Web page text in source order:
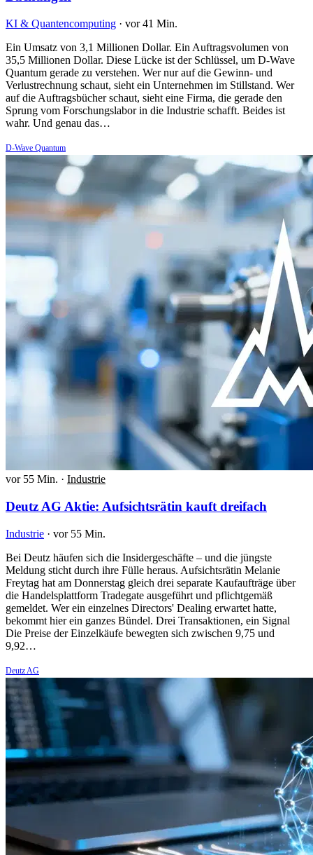
KI & Quantencomputing · vor 41 Min.
Ein Umsatz von 3,1 Millionen Dollar. Ein Auftragsvolumen von
35,5 Millionen Dollar. Diese Lücke ist der Schlüssel, um D-Wave
Quantum gerade zu verstehen. Wer nur auf die Gewinn- und
Verlustrechnung schaut, sieht ein Unternehmen im Stillstand. Wer
auf die Auftragsbücher schaut, sieht eine Firma, die gerade den
Sprung vom Forschungslabor in die Industrie schafft. Beides ist
wahr. Und genau das…
D-Wave Quantum
vor 55 Min. · Industrie
Deutz AG Aktie: Aufsichtsrätin kauft dreifach
Industrie · vor 55 Min.
Bei Deutz häufen sich die Insidergeschäfte – und die jüngste
Meldung sticht durch ihre Fülle heraus. Aufsichtsrätin Melanie
Freytag hat am Donnerstag gleich drei separate Kaufaufträge über
die Handelsplattform Tradegate ausgeführt und pflichtgemäß
gemeldet. Wer ein einzelnes Directors' Dealing erwartet hatte,
bekommt hier ein ganzes Bündel. Drei Transaktionen, ein Signal
Die Preise der Einzelkäufe bewegten sich zwischen 9,75 und
9,92…
Deutz AG